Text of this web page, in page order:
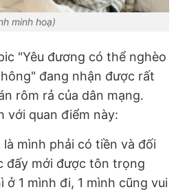
minh hoạ)
"Yêu đương có thể nghèo
đang nhận được rất
rôm rả của dân mạng.
với quan điểm này:
mình phải có tiền và đối
đấy mới được tôn trọng
1 mình đi, 1 mình cũng vui